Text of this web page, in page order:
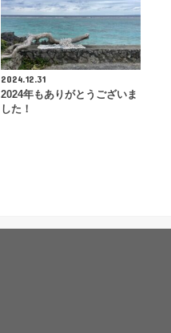
2024.12.31
2024年もありがとうございま
した！